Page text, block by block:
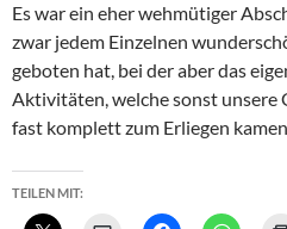
Es war ein eher wehmütiger
zwar jedem Einzelnen
geboten hat, bei der aber das
Aktivitäten, welche sonst unsere
fast komplett zum Erliegen
TEILEN MIT: